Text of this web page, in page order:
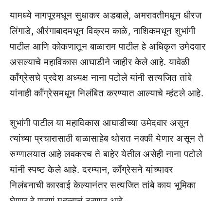
यामध्ये नागपूरमधून सुधाकर अडबाले, अमरावतीमधून धीरज
लिंगाडे, औरंगाबादमधून विक्रम काळे, नाशिकमधून शुभांगी
पाटील आणि कोकणातून बाळाराम पाटील हे अधिकृत उमेदवार
असल्याचे महाविकास आघाडीने जाहीर केले आहे. यावेळी
कॉंग्रेसचे प्रदेश अध्यक्ष नाना पटोले यांनी सत्यजित तांबे
यांनाही कॉंग्रेसमधून निलंबित करण्यात आल्याचे म्हंटले आहे.
शुभांगी पाटील या महाविकास आघाडीच्या उमेदवार असून
त्यांच्या प्रचारासाठी बाळासाहेब थोरात नक्की येणार असून ते
रुग्णालयात आहे लवकरच ते बाहेर येतील असेही नाना पटोले
यांनी स्पष्ट केले आहे. दरम्यान, काँग्रेसने यांच्यावर
निलंबनाची कारवाई केल्यानंतर सत्यजित तांबे काय भूमिका